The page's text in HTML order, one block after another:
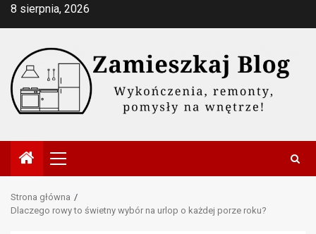
Przejdź
8 sierpnia, 2026
Menu
główne
Strona główna
Dlaczego rowy to świetny wybór na urlop o każdej porze roku?